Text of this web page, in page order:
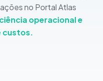
no Portal Atlas
operacional e
custos.